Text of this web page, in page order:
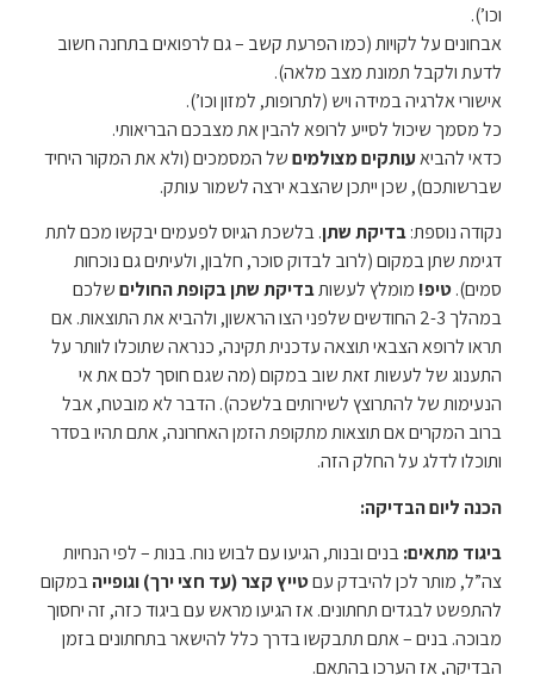
וכו’).
אבחונים על לקויות (כמו הפרעת קשב – גם לרפואים בתחנה חשוב
לדעת ולקבל תמונת מצב מלאה).
אישורי אלרגיה במידה ויש (לתרופות, למזון וכו’).
כל מסמך שיכול לסייע לרופא להבין את מצבכם הבריאותי.
כדאי להביאעותקים מצולמיםשל המסמכים (ולא את המקור היחיד
שברשותכם), שכן ייתכן שהצבא ירצה לשמור עותק.
נקודה נוספת:בדיקת שתן. בלשכת הגיוס לפעמים יבקשו מכם לתת
דגימת שתן במקום (לרוב לבדוק סוכר, חלבון, ולעיתים גם נוכחות
סמים).טיפ! מומלץ לעשותבדיקת שתן בקופת החוליםשלכם
במהלך 2-3 החודשים שלפני הצו הראשון, ולהביא את התוצאות. אם
תראו לרופא הצבאי תוצאה עדכנית תקינה, כנראה שתוכלו לוותר על
התענוג של לעשות זאת שוב במקום (מה שגם חוסך לכם את אי
הנעימות של להתרוצץ לשירותים בלשכה). הדבר לא מובטח, אבל
ברוב המקרים אם תוצאות מתקופת הזמן האחרונה, אתם תהיו בסדר
ותוכלו לדלג על החלק הזה.
הכנה ליום הבדיקה:
ביגוד מתאים:בנים ובנות, הגיעו עם לבוש נוח. בנות – לפי הנחיות
צה”ל, מותר לכן להיבדק עםטייץ קצר (עד חצי ירך) וגופייהבמקום
להתפשט לבגדים תחתונים. אז הגיעו מראש עם ביגוד כזה, זה יחסוך
מבוכה. בנים – אתם תתבקשו בדרך כלל להישאר בתחתונים בזמן
הבדיקה, אז הערכו בהתאם.